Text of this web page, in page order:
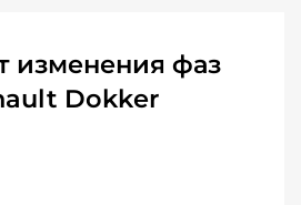
изменения фаз
Dokker